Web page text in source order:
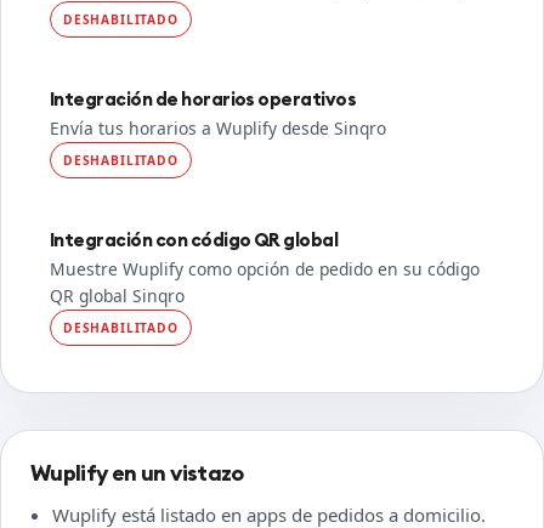
DESHABILITADO
Integración de horarios operativos
Envía tus horarios a Wuplify desde Sinqro
DESHABILITADO
Integración con código QR global
Muestre Wuplify como opción de pedido en su código
QR global Sinqro
DESHABILITADO
Wuplify en un vistazo
Wuplify está listado en apps de pedidos a domicilio.